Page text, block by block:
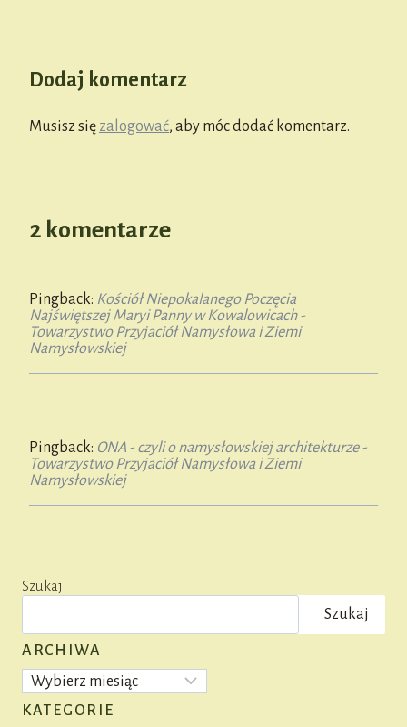
Dodaj komentarz
Musisz się zalogować, aby móc dodać komentarz.
2 komentarze
Pingback: Kościół Niepokalanego Poczęcia
Najświętszej Maryi Panny w Kowalowicach -
Towarzystwo Przyjaciół Namysłowa i Ziemi
Namysłowskiej
Pingback: ONA - czyli o namysłowskiej architekturze -
Towarzystwo Przyjaciół Namysłowa i Ziemi
Namysłowskiej
Szukaj
Szukaj
ARCHIWA
Archiwa
KATEGORIE